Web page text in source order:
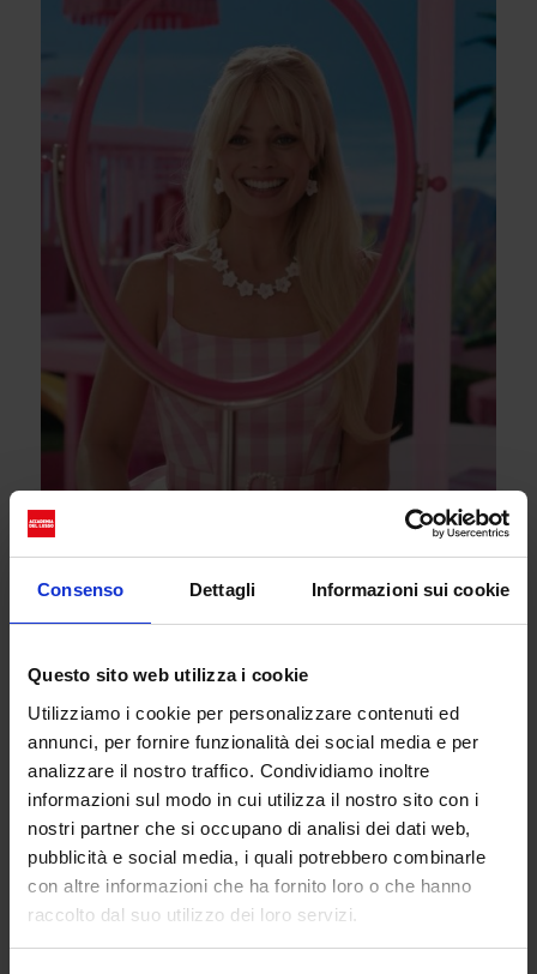
Consenso Dettagli Informazioni sui cookie
Questo sito web utilizza i cookie
Utilizziamo i cookie per personalizzare contenuti ed
annunci, per fornire funzionalità dei social media e per
analizzare il nostro traffico. Condividiamo inoltre
informazioni sul modo in cui utilizza il nostro sito con i
nostri partner che si occupano di analisi dei dati web,
pubblicità e social media, i quali potrebbero combinarle
con altre informazioni che ha fornito loro o che hanno
raccolto dal suo utilizzo dei loro servizi.
Cher Horowitzè la madre spirituale di molti closet
digitali e uno dei personaggi più amati dalla Gen Z
per il suo mix di leggerezza, sarcasmo e approccio
estetico impeccabile.Il suo completo giallo tartan,
il tubino bianco Calvin Klein, i fluffy penne come
accessori cult sono ormai diventati veri e propri
pezzi di culto vintage.
Clueless è molto più di un’estetica preppy: è un
manuale di stile giocoso e intelligente, dove la